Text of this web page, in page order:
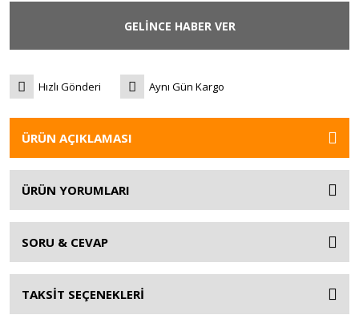
GELİNCE HABER VER
Hızlı Gönderi Aynı Gün Kargo
ÜRÜN AÇIKLAMASI
ÜRÜN YORUMLARI
SORU & CEVAP
TAKSİT SEÇENEKLERİ